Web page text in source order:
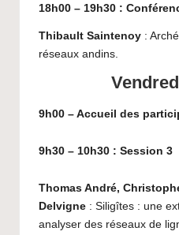
18h00 – 19h30 :
Thibault Saintenoy :
réseaux andins.
9h00 – Accueil des
9h30 – 10h30 : Session 3
Thomas André,
Delvigne : Siligîtes : une
analyser des réseaux de